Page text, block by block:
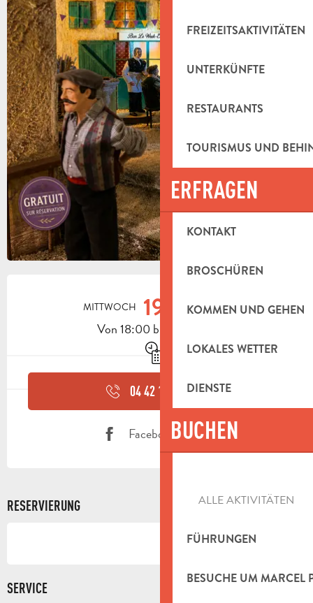
FREIZEITSAKTIVITÄTEN
UNTERKÜNFTE
RESTAURANTS
TOURISMUS UND
ERFRAGEN
KONTAKT
BROSCHÜREN
KOMMEN UND GEHEN
LOKALES WETTER
DIENSTE
BUCHEN
ALLE AKTIVITÄTEN
FÜHRUNGEN
BESUCHE UM MARCEL
MITTWOCH 19. AUGUST
Von 18:00 bis zu 20:00
Nur mit Reservierung
04 42 18 17▒▒
Facebook Seite
RESERVIERUNG
SERVICE